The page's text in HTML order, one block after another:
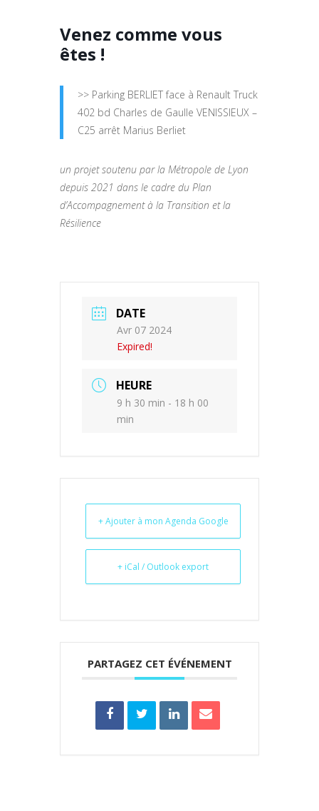
Venez comme vous
êtes !
>> Parking BERLIET face à Renault Truck
402 bd Charles de Gaulle VENISSIEUX –
C25 arrêt Marius Berliet
un projet soutenu par la Métropole de Lyon
depuis 2021 dans le cadre du Plan
d’Accompagnement à la Transition et la
Résilience
DATE
Avr 07 2024
Expired!
HEURE
9 h 30 min - 18 h 00
min
+ Ajouter à mon Agenda Google
+ iCal / Outlook export
PARTAGEZ CET ÉVÉNEMENT